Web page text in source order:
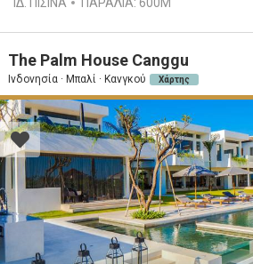
The Palm House Canggu
Ινδονησία · Μπαλί · Κανγκού Χάρτης